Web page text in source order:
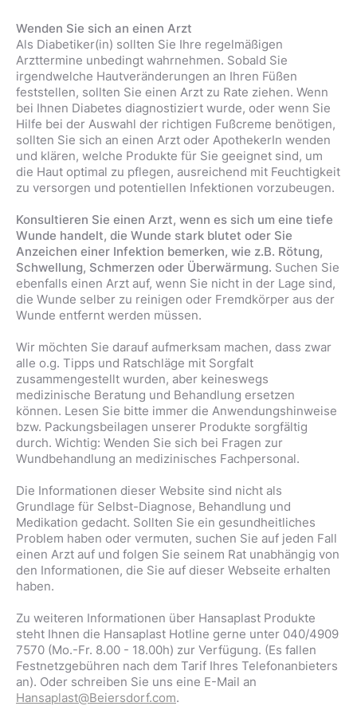
Wenden Sie sich an einen Arzt
Als Diabetiker(in) sollten Sie Ihre regelmäßigen
Arzttermine unbedingt wahrnehmen. Sobald Sie
irgendwelche Hautveränderungen an Ihren Füßen
feststellen, sollten Sie einen Arzt zu Rate ziehen. Wenn
bei Ihnen Diabetes diagnostiziert wurde, oder wenn Sie
Hilfe bei der Auswahl der richtigen Fußcreme benötigen,
sollten Sie sich an einen Arzt oder ApothekerIn wenden
und klären, welche Produkte für Sie geeignet sind, um
die Haut optimal zu pflegen, ausreichend mit Feuchtigkeit
zu versorgen und potentiellen Infektionen vorzubeugen.
Konsultieren Sie einen Arzt, wenn es sich um eine tiefe
Wunde handelt, die Wunde stark blutet oder Sie
Anzeichen einer Infektion bemerken, wie z.B. Rötung,
Schwellung, Schmerzen oder Überwärmung. Suchen Sie
ebenfalls einen Arzt auf, wenn Sie nicht in der Lage sind,
die Wunde selber zu reinigen oder Fremdkörper aus der
Wunde entfernt werden müssen.
Wir möchten Sie darauf aufmerksam machen, dass zwar
alle o.g. Tipps und Ratschläge mit Sorgfalt
zusammengestellt wurden, aber keineswegs
medizinische Beratung und Behandlung ersetzen
können. Lesen Sie bitte immer die Anwendungshinweise
bzw. Packungsbeilagen unserer Produkte sorgfältig
durch. Wichtig: Wenden Sie sich bei Fragen zur
Wundbehandlung an medizinisches Fachpersonal.
Die Informationen dieser Website sind nicht als
Grundlage für Selbst-Diagnose, Behandlung und
Medikation gedacht. Sollten Sie ein gesundheitliches
Problem haben oder vermuten, suchen Sie auf jeden Fall
einen Arzt auf und folgen Sie seinem Rat unabhängig von
den Informationen, die Sie auf dieser Webseite erhalten
haben.
Zu weiteren Informationen über Hansaplast Produkte
steht Ihnen die Hansaplast Hotline gerne unter 040/4909
7570 (Mo.-Fr. 8.00 - 18.00h) zur Verfügung. (Es fallen
Festnetzgebühren nach dem Tarif Ihres Telefonanbieters
an). Oder schreiben Sie uns eine E-Mail an
Hansaplast@Beiersdorf.com.